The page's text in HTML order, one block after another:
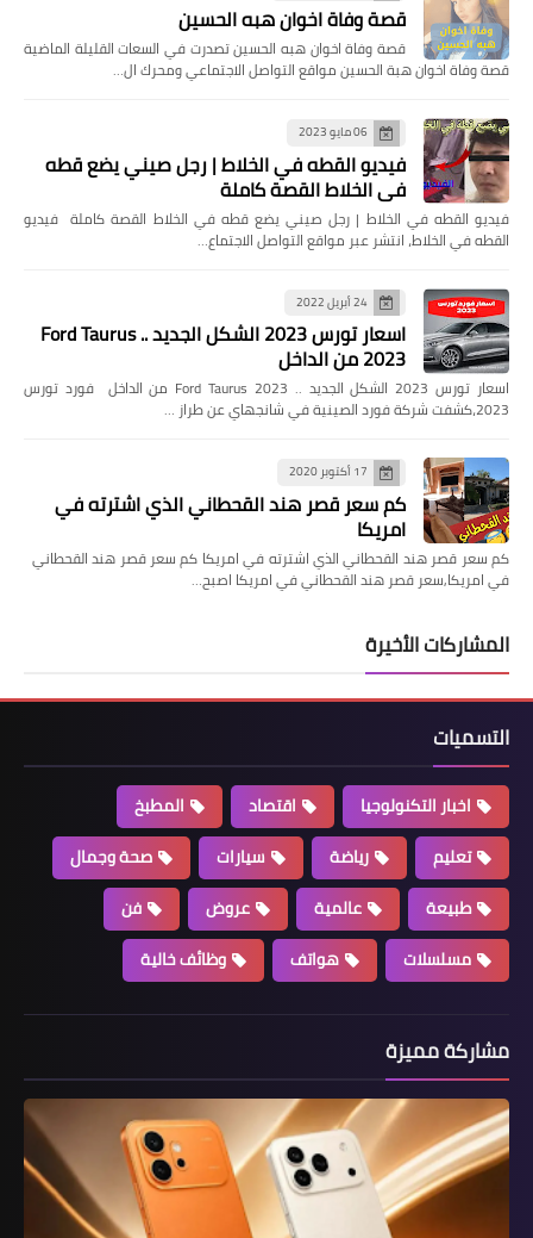
قصة وفاة اخوان هبه الحسين
قصة وفاة اخوان هبه الحسين تصدرت في السعات القليلة الماضية
قصة وفاة اخوان هبة الحسين مواقع التواصل الاجتماعي ومحرك ال…
06 مايو 2023
فيديو القطه في الخلاط | رجل صيني يضع قطه
في الخلاط القصة كاملة
فيديو القطه في الخلاط | رجل صيني يضع قطه في الخلاط القصة كاملة فيديو
القطه في الخلاط، انتشر عبر مواقع التواصل الاجتماع…
24 أبريل 2022
اسعار تورس 2023 الشكل الجديد .. Ford Taurus
2023 من الداخل
اسعار تورس 2023 الشكل الجديد .. Ford Taurus 2023 من الداخل فورد تورس
2023،كشفت شركة فورد الصينية في شانجهاي عن طراز …
17 أكتوبر 2020
كم سعر قصر هند القحطاني الذي اشترته في
امريكا
كم سعر قصر هند القحطاني الذي اشترته في امريكا كم سعر قصر هند القحطاني
في امريكا,سعر قصر هند القحطاني في امريكا اصبح…
المشاركات الأخيرة
التسميات
اخبار التكنولوجيا اقتصاد
المطبخ
تعليم
رياضة سيارات
صحة وجمال
طبيعة
عالمية عروض
فن
مسلسلات
هواتف وظائف خالية
مشاركة مميزة